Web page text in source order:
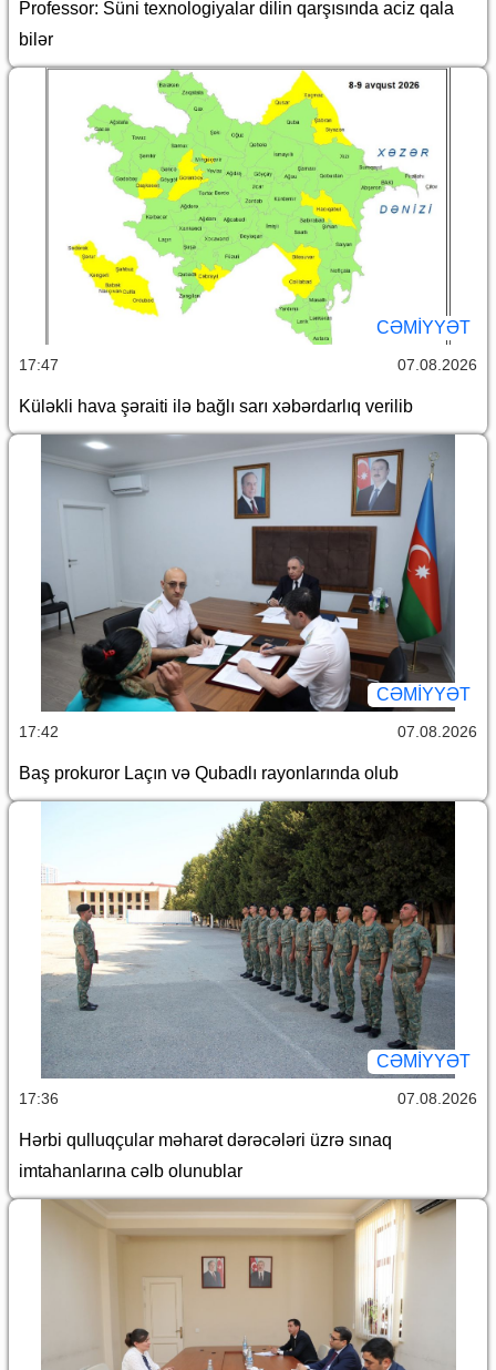
Professor: Süni texnologiyalar dilin qarşısında aciz qala
bilər
CƏMİYYƏT
17:47 07.08.2026
Küləkli hava şəraiti ilə bağlı sarı xəbərdarlıq verilib
CƏMİYYƏT
17:42 07.08.2026
Baş prokuror Laçın və Qubadlı rayonlarında olub
CƏMİYYƏT
17:36 07.08.2026
Hərbi qulluqçular məharət dərəcələri üzrə sınaq
imtahanlarına cəlb olunublar